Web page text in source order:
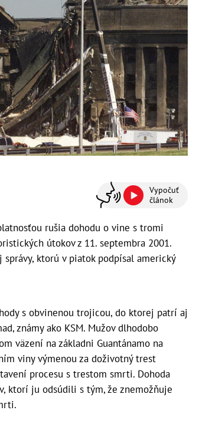
Vypočuť
článok
rušia dohodu o vine s tromi
útokov z 11. septembra 2001.
ktorú v piatok podpísal americký
s obvinenou trojicou, do ktorej patrí aj
známy ako KSM. Mužov dlhodobo
väzení na základni Guantánamo na
viny výmenou za doživotný trest
procesu s trestom smrti. Dohoda
ktorí ju odsúdili s tým, že znemožňuje